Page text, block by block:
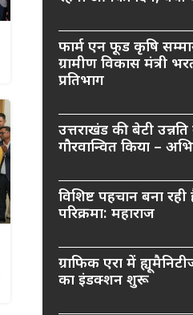
फार्म एन फूड कृषि
ग्रामीण विकास मंत्री
प्रतिभाग
उत्तराखंड की बेटी
गौरवान्वित किया –
विशिष्ट पहचान बना
परिक्रमा: महाराज
ग्राफिक एरा में
का इंडक्शन शुरू